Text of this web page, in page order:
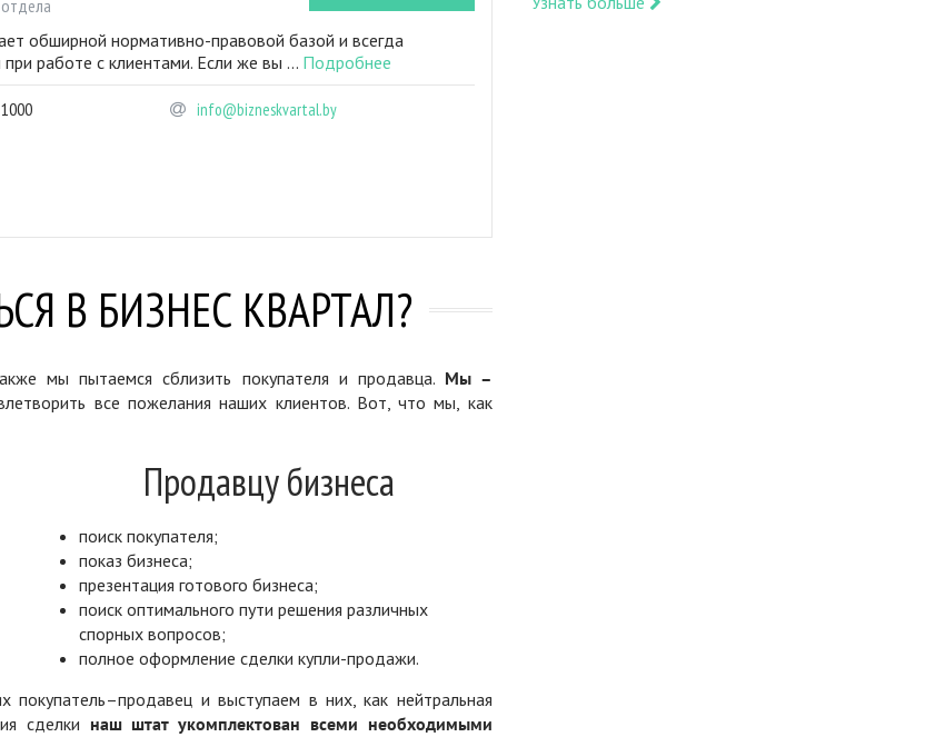
обширной нормативно-правовой базой и всегда
работе с клиентами. Если же вы ... Подробнее
info@bizneskvartal.by
В БИЗНЕС КВАРТАЛ?
мы пытаемся сблизить покупателя и продавца. Мы –
все пожелания наших клиентов. Вот, что мы, как
Продавцу бизнеса
поиск покупателя;
показ бизнеса;
презентация готового бизнеса;
поиск оптимального пути решения различных
спорных вопросов;
полное оформление сделки купли-продажи.
и выступаем в них, как нейтральная
сделки наш штат укомплектован всеми необходимыми